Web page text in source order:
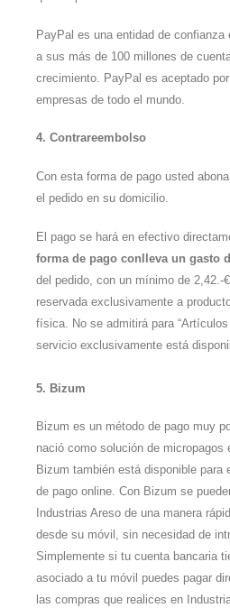
PayPal es una entidad de confianza
a sus más de 100 millones de
crecimiento. PayPal es aceptado
empresas de todo el mundo.
4. Contrareembolso
Con esta forma de pago usted
el pedido en su domicilio.
El pago se hará en efectivo
forma de pago conlleva un gasto
del pedido, con un mínimo de 2,42.-
reservada exclusivamente a
física. No se admitirá para
servicio exclusivamente está
5. Bizum
Bizum es un método de pago muy
nació como solución de micropagos
Bizum también está disponible para
de pago online. Con Bizum se
Industrias Areso de una manera
desde su móvil, sin necesidad de
Simplemente si tu cuenta bancaria
asociado a tu móvil puedes pagar
las compras que realices en